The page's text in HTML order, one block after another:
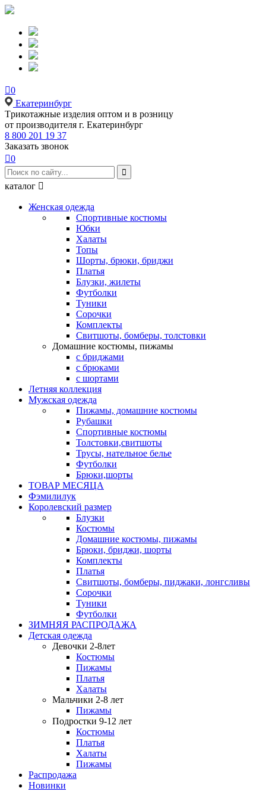
0
Екатеринбург
Tрикотажные изделия оптом и в розницу
от производителя г. Екатеринбург
8 800 201 19 37
Заказать звонок
0

каталог 
Женская одежда
Спортивные костюмы
Юбки
Халаты
Топы
Шорты, брюки, бриджи
Платья
Блузки, жилеты
Футболки
Туники
Сорочки
Комплекты
Свитшоты, бомберы, толстовки
Домашние костюмы, пижамы
с бриджами
с брюками
с шортами
Летняя коллекция
Мужская одежда
Пижамы, домашние костюмы
Рубашки
Спортивные костюмы
Толстовки,свитшоты
Трусы, нательное белье
Футболки
Брюки,шорты
ТОВАР МЕСЯЦА
Фэмилилук
Королевский размер
Блузки
Костюмы
Домашние костюмы, пижамы
Брюки, бриджи, шорты
Комплекты
Платья
Свитшоты, бомберы, пиджаки, лонгсливы
Сорочки
Туники
Футболки
ЗИМНЯЯ РАСПРОДАЖА
Детская одежда
Девочки 2-8лет
Костюмы
Пижамы
Платья
Халаты
Мальчики 2-8 лет
Пижамы
Подростки 9-12 лет
Костюмы
Платья
Халаты
Пижамы
Распродажа
Новинки